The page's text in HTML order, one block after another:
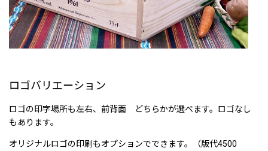
ロゴバリエーション
ロゴの印字場所も左右、前背面 どちらかが選べます。ロゴなし
もあります。
オリジナルロゴの印刷もオプションでできます。（版代4500